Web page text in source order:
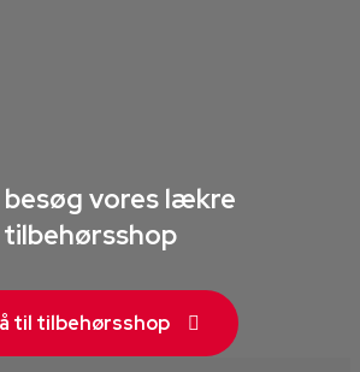
besøg vores lækre
tilbehørsshop
til tilbehørsshop